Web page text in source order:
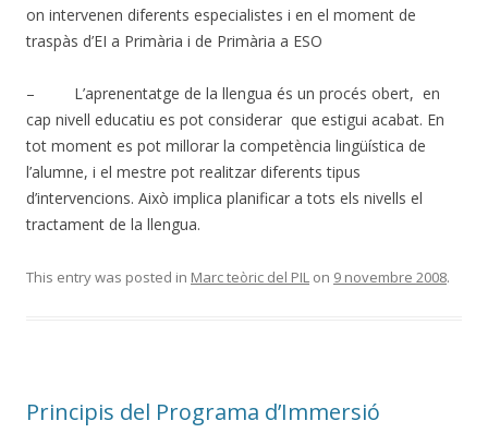
on intervenen diferents especialistes i en el moment de
traspàs d’EI a Primària i de Primària a ESO
– L’aprenentatge de la llengua és un procés obert, en
cap nivell educatiu es pot considerar que estigui acabat. En
tot moment es pot millorar la competència lingüística de
l’alumne, i el mestre pot realitzar diferents tipus
d’intervencions. Això implica planificar a tots els nivells el
tractament de la llengua.
This entry was posted in Marc teòric del PIL on 9 novembre 2008.
Principis del Programa d’Immersió